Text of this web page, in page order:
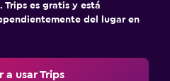
es gratis y está
del lugar en
a usar Trips